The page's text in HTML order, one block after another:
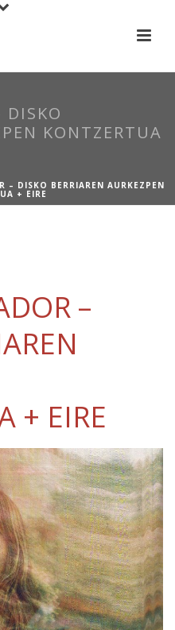
DISKO
KONTZERTUA
– DISKO BERRIAREN AURKEZPEN
+ EIRE
–
+ EIRE